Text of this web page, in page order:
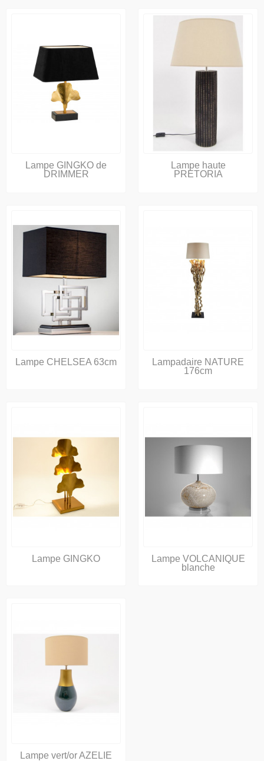
Lampe GINGKO de
DRIMMER
Lampe haute
PRETORIA
Lampe CHELSEA 63cm
Lampadaire NATURE
176cm
Lampe GINGKO
Lampe VOLCANIQUE
blanche
Lampe vert/or AZELIE